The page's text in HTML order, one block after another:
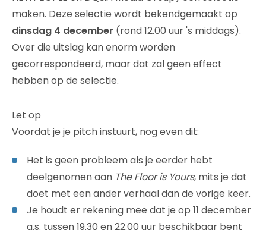
maken. Deze selectie wordt bekendgemaakt op
dinsdag 4 december (rond 12.00 uur 's middags).
Over die uitslag kan enorm worden
gecorrespondeerd, maar dat zal geen effect
hebben op de selectie.
Let op
Voordat je je pitch instuurt, nog even dit:
Het is geen probleem als je eerder hebt
deelgenomen aan The Floor is Yours, mits je dat
doet met een ander verhaal dan de vorige keer.
Je houdt er rekening mee dat je op 11 december
a.s. tussen 19.30 en 22.00 uur beschikbaar bent